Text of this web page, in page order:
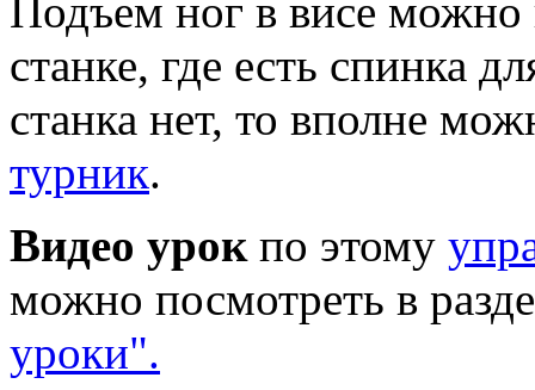
Подъем ног в висе можно
станке, где есть спинка
станка нет, то вполне
турник.
Видео урок по этому
можно посмотреть в
уроки".